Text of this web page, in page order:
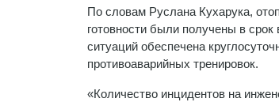
По словам Руслана Кухарука,
готовности были получены в
ситуаций обеспечена
противоаварийных тренировок.
«Количество инцидентов на